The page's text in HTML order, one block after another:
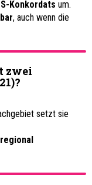
Konkordats um.
, auch wenn die
zwei
setzt sie
regional